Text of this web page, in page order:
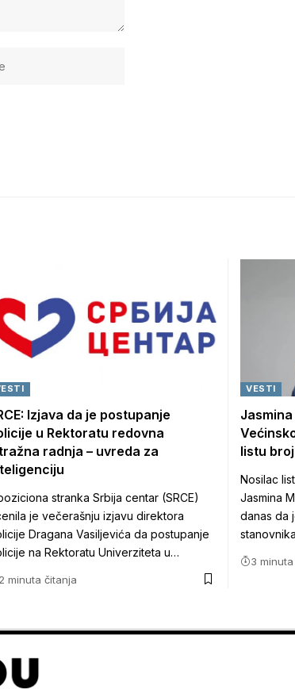
Izjava da je postupanje
u Rektoratu redovna
radnja – uvreda za
stranka Srbija centar (SRCE)
je večerašnju izjavu direktora
Dragana Vasiljevića da postupanje
na Rektoratu Univerziteta u…
2 minuta čitanja
VESTI
listu
Nosilac
Jasmina
danas da
3